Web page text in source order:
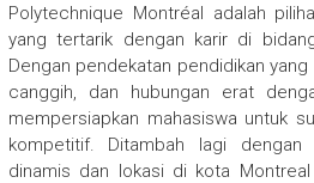
Polytechnique Montréal adalah
yang tertarik dengan karir di
Dengan pendekatan pendidikan
canggih, dan hubungan erat
mempersiapkan mahasiswa untuk
kompetitif. Ditambah lagi dengan
dinamis dan lokasi di kota